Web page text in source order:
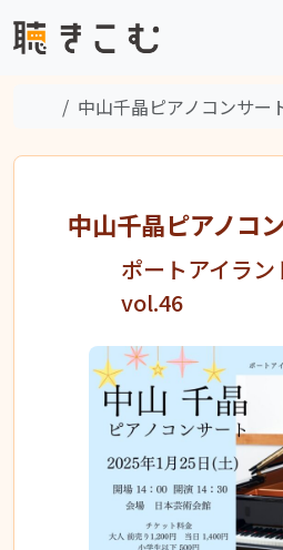
Home
中山千晶ピアノコンサー
中山千晶ピアノコ
ポートアイラ
vol.46